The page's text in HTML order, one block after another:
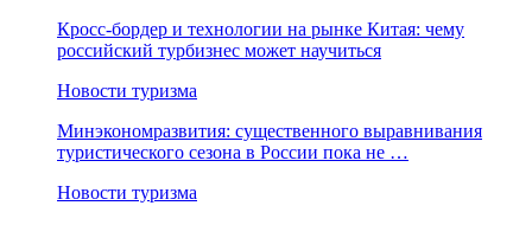
Кросс-бордер и технологии на рынке Китая: чему
российский турбизнес может научиться
Новости туризма
Минэкономразвития: существенного выравнивания
туристического сезона в России пока не …
Новости туризма